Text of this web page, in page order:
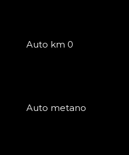
Auto km 0
Auto metano